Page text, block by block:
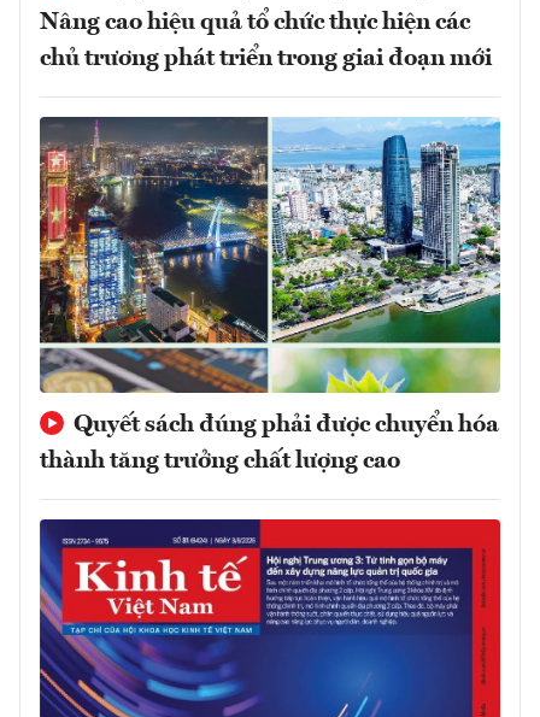
Nâng cao hiệu quả tổ chức thực hiện các
chủ trương phát triển trong giai đoạn mới
Quyết sách đúng phải được chuyển hóa
thành tăng trưởng chất lượng cao